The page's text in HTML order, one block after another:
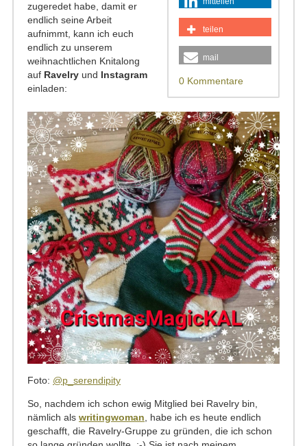
teilen
mail
0 Kommentare
zugeredet habe, damit er
endlich seine Arbeit
aufnimmt, kann ich euch
endlich zu unserem
weihnachtlichen Knitalong
auf Ravelry und Instagram
einladen:
Foto: @p_serendipity
So, nachdem ich schon ewig Mitglied bei Ravelry bin,
nämlich als writingwoman , habe ich es heute endlich
geschafft, die Ravelry-Gruppe zu gründen, die ich schon